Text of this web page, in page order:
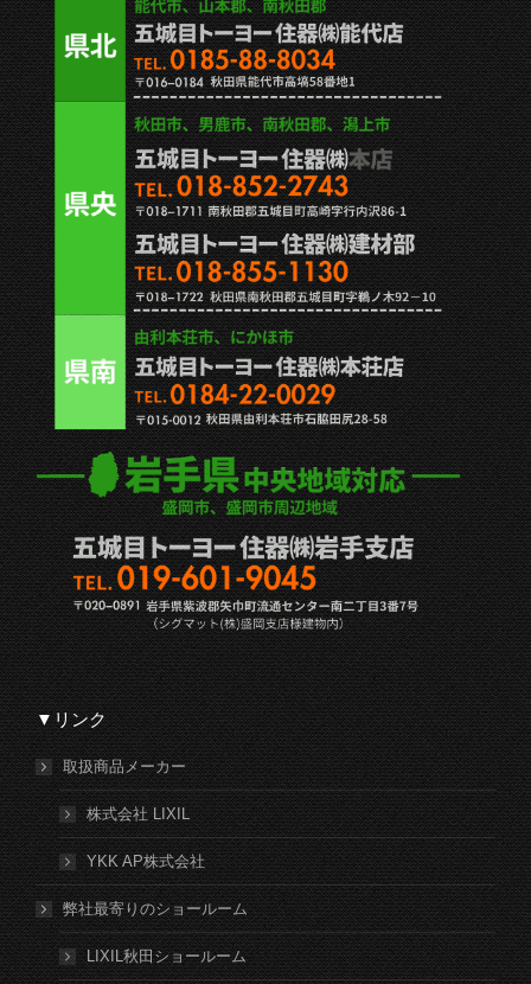
▼リンク
取扱商品メーカー
株式会社 LIXIL
YKK AP株式会社
弊社最寄りのショールーム
LIXIL秋田ショールーム